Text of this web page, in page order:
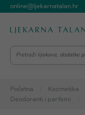
online@ljekarnatalan.hr
Početna Kozmetika
Deodoranti i parfemi